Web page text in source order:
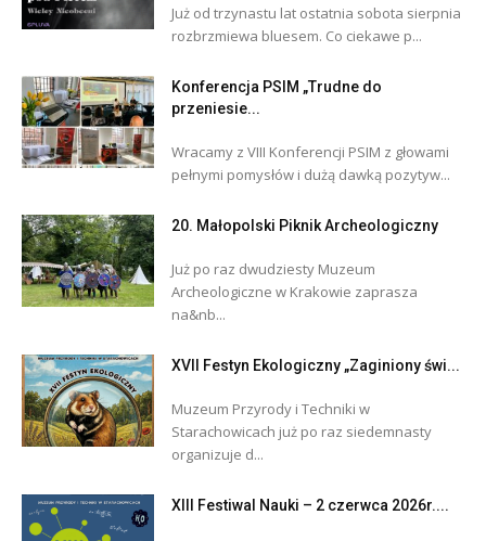
Już od trzynastu lat ostatnia sobota sierpnia
rozbrzmiewa bluesem. Co ciekawe p...
Konferencja PSIM „Trudne do
przeniesie...
Wracamy z VIII Konferencji PSIM z głowami
pełnymi pomysłów i dużą dawką pozytyw...
20. Małopolski Piknik Archeologiczny
Już po raz dwudziesty Muzeum
Archeologiczne w Krakowie zaprasza
na&nb...
XVII Festyn Ekologiczny „Zaginiony świ...
Muzeum Przyrody i Techniki w
Starachowicach już po raz siedemnasty
organizuje d...
XIII Festiwal Nauki – 2 czerwca 2026r....